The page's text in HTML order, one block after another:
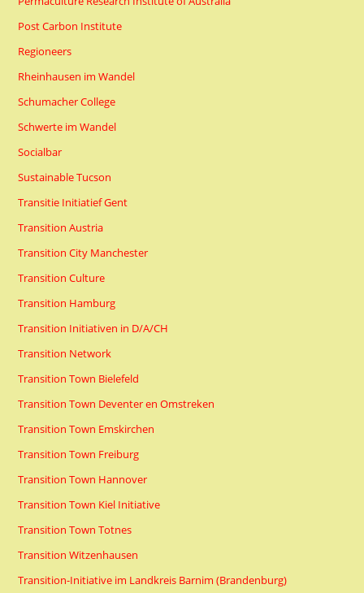
Post Carbon Institute
Regioneers
Rheinhausen im Wandel
Schumacher College
Schwerte im Wandel
Socialbar
Sustainable Tucson
Transitie Initiatief Gent
Transition Austria
Transition City Manchester
Transition Culture
Transition Hamburg
Transition Initiativen in D/A/CH
Transition Network
Transition Town Bielefeld
Transition Town Deventer en Omstreken
Transition Town Emskirchen
Transition Town Freiburg
Transition Town Hannover
Transition Town Kiel Initiative
Transition Town Totnes
Transition Witzenhausen
Transition-Initiative im Landkreis Barnim (Brandenburg)